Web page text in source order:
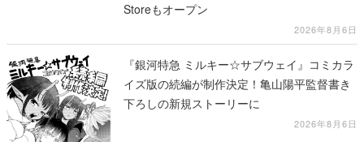
Storeもオープン
2026年8月6日
『銀河特急 ミルキー☆サブウェイ』コミカラ
イズ版の続編が制作決定！亀山陽平監督書き
下ろしの新規ストーリーに
2026年8月6日